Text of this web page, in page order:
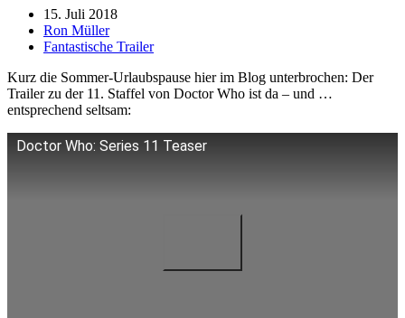
15. Juli 2018
Ron Müller
Fantastische Trailer
Kurz die Sommer-Urlaubspause hier im Blog unterbrochen: Der
Trailer zu der 11. Staffel von Doctor Who ist da – und …
entsprechend seltsam:
Doctor Who: Series 11 Teaser